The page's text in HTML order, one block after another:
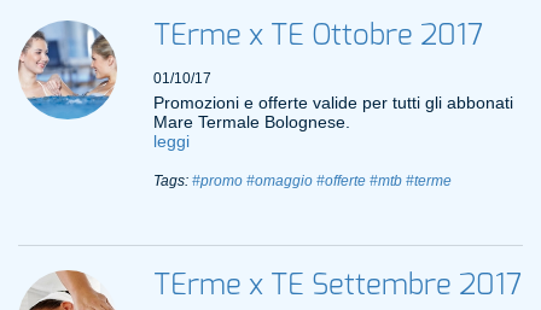
TErme x TE Ottobre 2017
01/10/17
Promozioni e offerte valide per tutti gli abbonati
Mare Termale Bolognese.
leggi
Tags: #promo #omaggio #offerte #mtb #terme
TErme x TE Settembre 2017